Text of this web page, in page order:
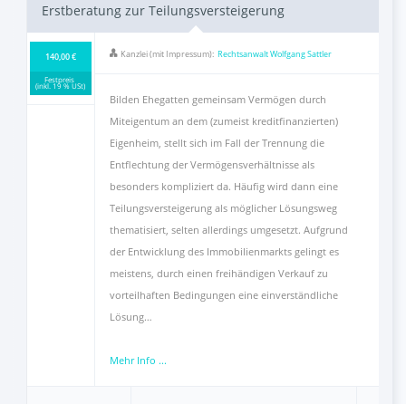
Erstberatung zur Teilungsversteigerung
140,00 €
Festpreis
(inkl. 19 % USt)
Kanzlei (mit Impressum): Rechtsanwalt Wolfgang Sattler
Bilden Ehegatten gemeinsam Vermögen durch
Miteigentum an dem (zumeist kreditfinanzierten)
Eigenheim, stellt sich im Fall der Trennung die
Entflechtung der Vermögensverhältnisse als
besonders kompliziert da. Häufig wird dann eine
Teilungsversteigerung als möglicher Lösungsweg
thematisiert, selten allerdings umgesetzt. Aufgrund
der Entwicklung des Immobilienmarkts gelingt es
meistens, durch einen freihändigen Verkauf zu
vorteilhaften Bedingungen eine einverständliche
Lösung…
Mehr Info ...